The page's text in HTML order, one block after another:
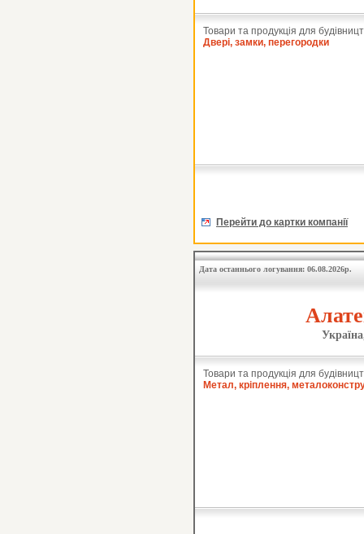
Товари та продукція для
Двері, замки, перегородки
Перейти до картки компанії
Дата останнього логування: 06.08.2026р.
Товари та продукція для
Метал, кріплення,